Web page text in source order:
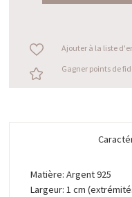
Ajouter à la liste
Gagner points de
Matière: Argent 925
Largeur: 1 cm